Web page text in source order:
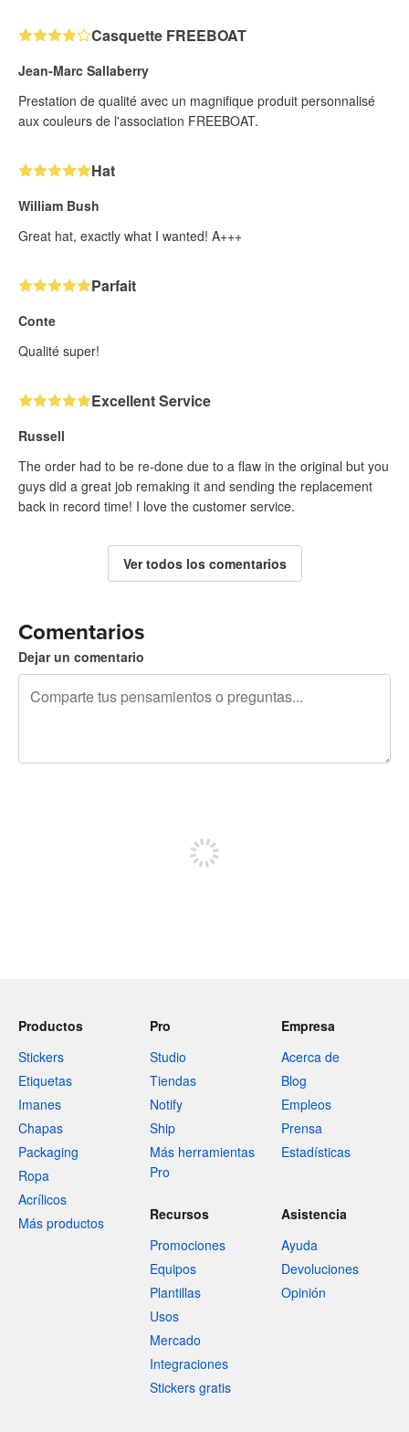
Casquette FREEBOAT
Jean-Marc Sallaberry
Prestation de qualité avec un magnifique produit personnalisé
aux couleurs de l'association FREEBOAT.
Hat
William Bush
Great hat, exactly what I wanted! A+++
Parfait
Conte
Qualité super!
Excellent Service
Russell
The order had to be re-done due to a flaw in the original but you
guys did a great job remaking it and sending the replacement
back in record time! I love the customer service.
Ver todos los comentarios
Comentarios
Dejar un comentario
Productos
Stickers
Etiquetas
Imanes
Chapas
Packaging
Ropa
Acrílicos
Más productos
Pro
Studio
Tiendas
Notify
Ship
Más herramientas
Pro
Empresa
Acerca de
Blog
Empleos
Prensa
Estadísticas
Recursos
Promociones
Equipos
Plantillas
Usos
Mercado
Integraciones
Stickers gratis
Asistencia
Ayuda
Devoluciones
Opinión